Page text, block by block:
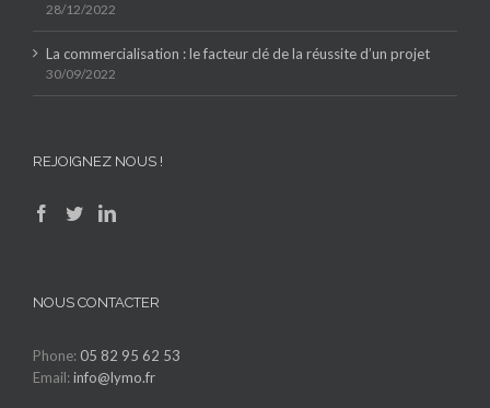
28/12/2022
La commercialisation : le facteur clé de la réussite d’un projet
30/09/2022
REJOIGNEZ NOUS !
NOUS CONTACTER
Phone: 05 82 95 62 53
Email:info@lymo.fr